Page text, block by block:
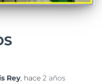
Rey, hace 2 años